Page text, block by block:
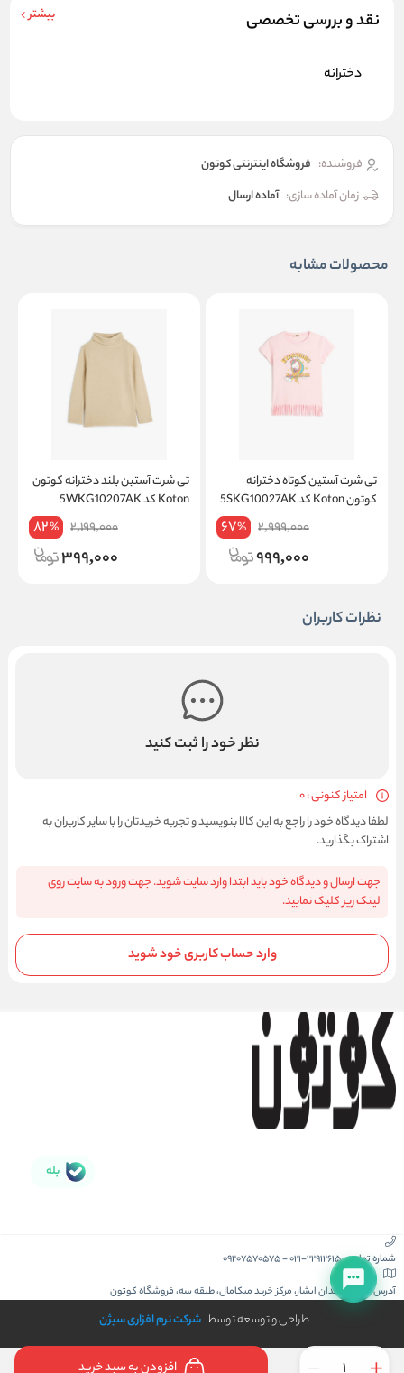
نقد و بررسی تخصصی بیشتر
دخترانه
فروشنده: فروشگاه اینترنتی کوتون
زمان آماده سازی: آماده ارسال
افزودن به سبد خرید
محصولات مشابه
تی شرت آستین کوتاه دخترانه
کوتون Koton کد 5SKG10027AK
2,999,000
67%
999,000
تی شرت آستین بلند دخترانه کوتون
Koton کد 5WKG10207AK
2,199,000
82%
399,000
نظرات کاربران
نظر خود را ثبت کنید
امتیاز کنونی : 0
لطفا دیدگاه خود را راجع به این کالا بنویسید و تجربه خریدتان را با سایر کاربران به
اشتراک بگذارید.
جهت ارسال و دیدگاه خود باید ابتدا وارد سایت شوید. جهت ورود به سایت روی
لینک زیر کلیک نمایید.
وارد حساب کاربری خود شوید
بله
شماره تماس :021-22912615
-
09207570575
آدرس :کیش، میدان ابشار، مرکز خرید میکامال، طبقه سه، فروشگاه کوتون
طراحی و توسعه توسط شرکت نرم افزاری سیژن